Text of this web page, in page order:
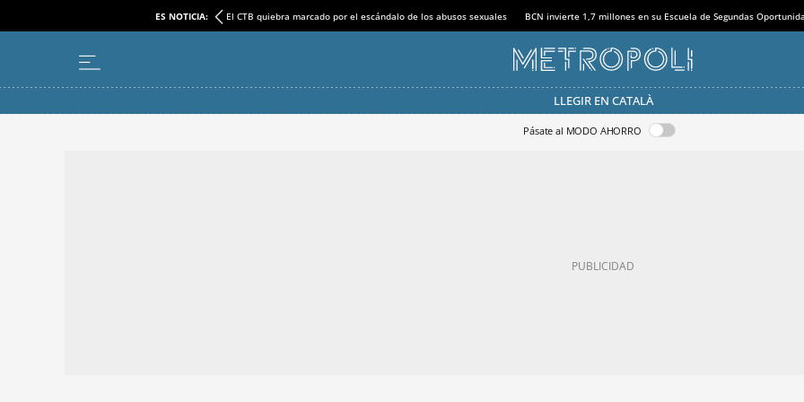
ES NOTICIA: El CTB quiebra marcado por el escándalo de los abusos sexuales BCN invierte 1,7 millones en su Escuela de Segundas
LLEGIR EN CATALÀ
Pásate al MODO AHORRO